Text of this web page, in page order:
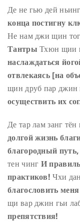
Де не гью дей
конца постигну
Не нам джи щин
Тантры Тхюн щии
наслаждаться
отвлекаясь [на
щин друб пар джин
осуществить их
Де тар лам занг
долгой жизнь
благородный путь,
тен чинг И
практиков! Чхи
благословить
щи вар джин гьи
препятствия!